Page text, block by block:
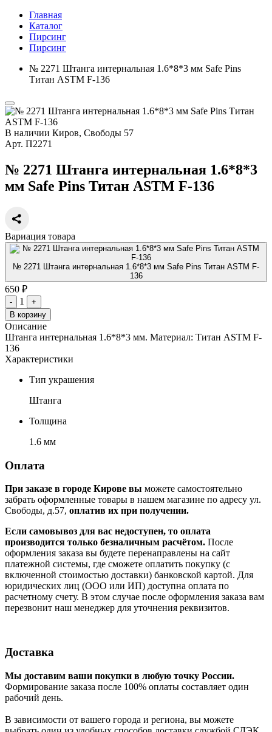
Главная
Каталог
Пирсинг
Пирсинг
№ 2271 Штанга интернальная 1.6*8*3 мм Safe Pins
Титан ASTM F-136
В наличии Киров, Свободы 57
Арт. П2271
№ 2271 Штанга интернальная 1.6*8*3
мм Safe Pins Титан ASTM F-136
Вариация товара
№ 2271 Штанга интернальная 1.6*8*3 мм Safe Pins Титан ASTM F-
136
650 ₽
- 1
+
В корзину
Описание
Штанга интернальная 1.6*8*3 мм. Материал: Титан ASTM F-
136
Характеристики
Тип украшения
Штанга
Толщина
1.6 мм
Оплата
При заказе в городе Кирове вы можете самостоятельно
забрать оформленные товары в нашем магазине по адресу ул.
Свободы, д.57, оплатив их при получении.
Если самовывоз для вас недоступен, то оплата
производится только безналичным расчётом. После
оформления заказа вы будете перенаправлены на сайт
платежной системы, где сможете оплатить покупку (с
включенной стоимостью доставки) банковской картой. Для
юридических лиц (ООО или ИП) доступна оплата по
расчетному счету. В этом случае после оформления заказа вам
перезвонит наш менеджер для уточнения реквизитов.
Доставка
Мы доставим ваши покупки в любую точку России.
Формирование заказа после 100% оплаты составляет один
рабочий день.
В зависимости от вашего города и региона, вы можете